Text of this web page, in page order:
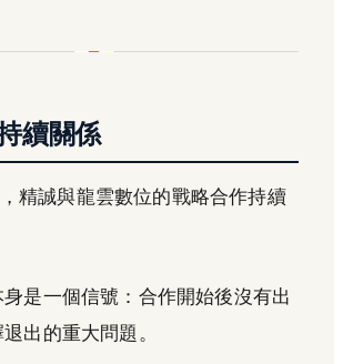
續關係
精誠與龍雲數位的戰略合作持續
是一個信號：合作開始後沒有出
出的重大問題。